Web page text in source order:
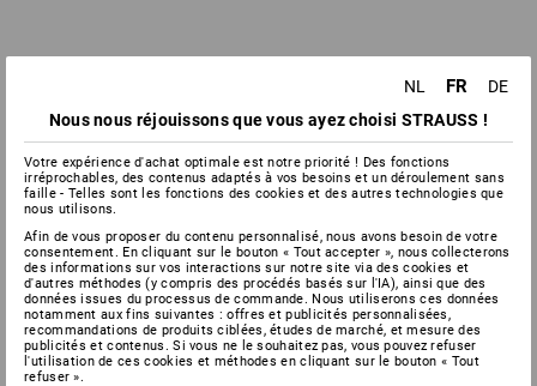
NL FR
DE
Nous nous réjouissons que vous ayez choisi STRAUSS !
Votre expérience d'achat optimale est notre priorité ! Des fonctions
irréprochables, des contenus adaptés à vos besoins et un déroulement sans
faille - Telles sont les fonctions des cookies et des autres technologies que
nous utilisons.
Afin de vous proposer du contenu personnalisé, nous avons besoin de votre
consentement. En cliquant sur le bouton « Tout accepter », nous collecterons
des informations sur vos interactions sur notre site via des cookies et
d'autres méthodes (y compris des procédés basés sur l'IA), ainsi que des
données issues du processus de commande. Nous utiliserons ces données
notamment aux fins suivantes : offres et publicités personnalisées,
recommandations de produits ciblées, études de marché, et mesure des
publicités et contenus. Si vous ne le souhaitez pas, vous pouvez refuser
l'utilisation de ces cookies et méthodes en cliquant sur le bouton « Tout
refuser ».